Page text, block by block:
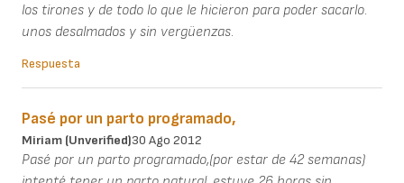
los tirones y de todo lo que le hicieron para poder sacarlo.
unos desalmados y sin vergüenzas.
Respuesta
Pasé por un parto programado,
Miriam (unverified)30 Ago 2012
Pasé por un parto programado,(por estar de 42 semanas)